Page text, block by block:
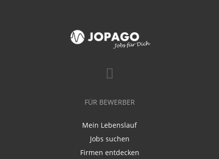
FÜR BEWERBER
Mein Lebenslauf
Jobs suchen
Firmen entdecken